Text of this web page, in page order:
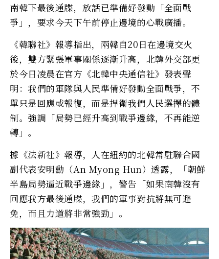
南韓下最後通牒，放話已準備好發動「全面戰
爭」，要求今天下午前停止邊境的心戰廣播。
《韓聯社》報導指出，兩韓自20日在邊境交火
後，雙方緊張軍事關係逐漸升高，北韓外交部更
於今日凌晨在官方《北韓中央通信社》發表聲
明：我們的軍隊與人民準備好發動全面戰爭，不
單只是回應或報復，而是捍衛我們人民選擇的體
制。強調「局勢已經升高到戰爭邊緣，不再能逆
轉」。
據《法新社》報導，人在紐約的北韓常駐聯合國
副代表安明勳（An Myong Hun）透露，「朝鮮
半島局勢逼近戰爭邊緣」，警告「如果南韓沒有
回應我方最後通牒，我們的軍事對抗將無可避
免，而且力道將非常強勁」。